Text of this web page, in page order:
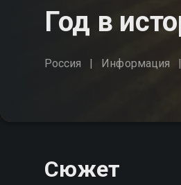
Год в
Россия Информация
Сюжет